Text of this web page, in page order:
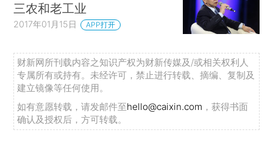
三农和老工业
2017年01月15日 APP打开
财新网所刊载内容之知识产权为财新传媒及/或相关权利人
专属所有或持有。未经许可，禁止进行转载、摘编、复制及
建立镜像等任何使用。
如有意愿转载，请发邮件至hello@caixin.com ，获得书面
确认及授权后，方可转载。